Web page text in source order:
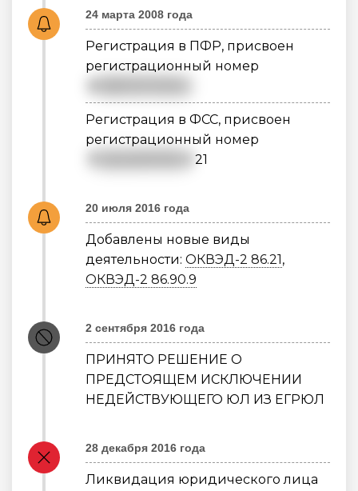
24 марта 2008 года
Регистрация в ПФР, присвоен
регистрационный номер
Регистрация в ФСС, присвоен
регистрационный номер
21
20 июля 2016 года
Добавлены новые виды
деятельности: ОКВЭД-2 86.21,
ОКВЭД-2 86.90.9
2 сентября 2016 года
ПРИНЯТО РЕШЕНИЕ О
ПРЕДСТОЯЩЕМ ИСКЛЮЧЕНИИ
НЕДЕЙСТВУЮЩЕГО ЮЛ ИЗ ЕГРЮЛ
28 декабря 2016 года
Ликвидация юридического лица